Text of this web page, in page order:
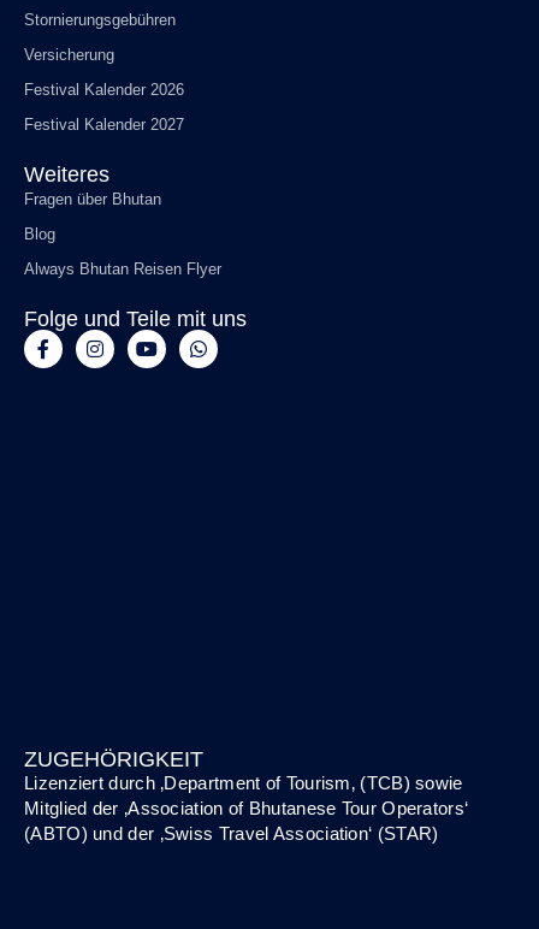
Stornierungsgebühren
Versicherung
Festival Kalender 2026
Festival Kalender 2027
Weiteres
Fragen über Bhutan
Blog
Always Bhutan Reisen Flyer
Folge und Teile mit uns
ZUGEHÖRIGKEIT
Lizenziert durch ‚Department of Tourism‚ (TCB) sowie
Mitglied der ‚Association of Bhutanese Tour Operators‘
(ABTO) undder ‚Swiss Travel Association‘ (STAR)